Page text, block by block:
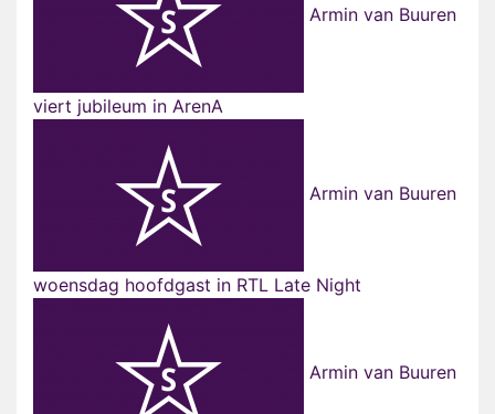
Armin van Buuren
viert jubileum in ArenA
Armin van Buuren
woensdag hoofdgast in RTL Late Night
Armin van Buuren